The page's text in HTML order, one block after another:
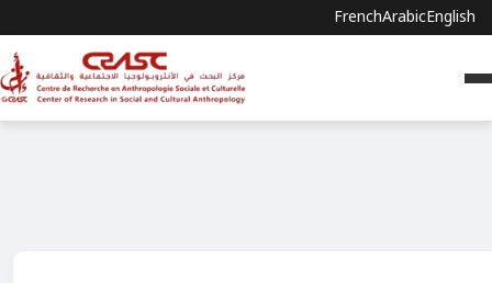
FrenchArabicEnglish